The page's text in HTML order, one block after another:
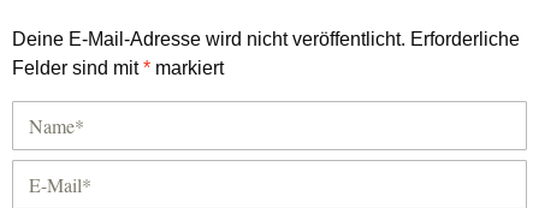
Deine E-Mail-Adresse wird nicht veröffentlicht. Erforderliche
Felder sind mit* markiert